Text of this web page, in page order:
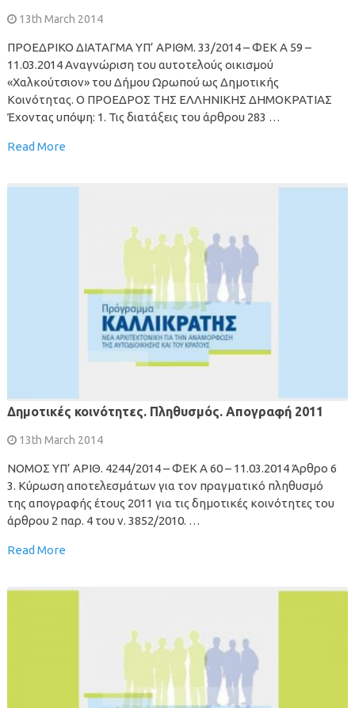
13th March 2014
ΠΡΟΕΔΡΙΚΟ ΔΙΑΤΑΓΜΑ ΥΠ’ ΑΡΙΘΜ. 33/2014 – ΦΕΚ Α 59 –
11.03.2014 Αναγνώριση του αυτοτελούς οικισμού
«Χαλκούτσιον» του Δήμου Ωρωπού ως Δημοτικής
Κοινότητας. Ο ΠΡΟΕΔΡΟΣ ΤΗΣ ΕΛΛΗΝΙΚΗΣ ΔΗΜΟΚΡΑΤΙΑΣ
Έχοντας υπόψη: 1. Τις διατάξεις του άρθρου 283 …
Read More
Δημοτικές κοινότητες. Πληθυσμός. Απογραφή 2011
13th March 2014
NOMOΣ ΥΠ’ ΑΡΙΘ. 4244/2014 – ΦΕΚ Α 60 – 11.03.2014 Άρθρο 6
3. Κύρωση αποτελεσμάτων για τον πραγματικό πληθυσμό
της απογραφής έτους 2011 για τις δημοτικές κοινότητες του
άρθρου 2 παρ. 4 του ν. 3852/2010. …
Read More